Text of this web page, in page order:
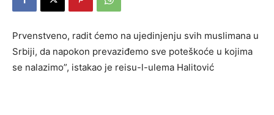
Prvenstveno, radit ćemo na ujedinjenju svih muslimana u
Srbiji, da napokon prevaziđemo sve poteškoće u kojima
se nalazimo”, istakao je reisu-l-ulema Halitović